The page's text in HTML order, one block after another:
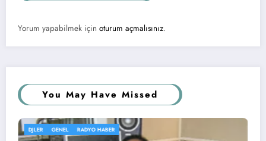
Yorum yapabilmek için oturum açmalısınız.
You May Have Missed
RADYO HABER